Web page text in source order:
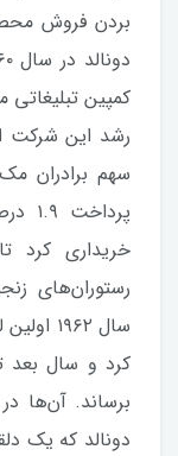
بردن فروش
کمپین تبلیغاتی
خریداری کرد
رستوران‌های
سال
کرد و سال بعد
برساند. آن‌ها
دونالد که یک